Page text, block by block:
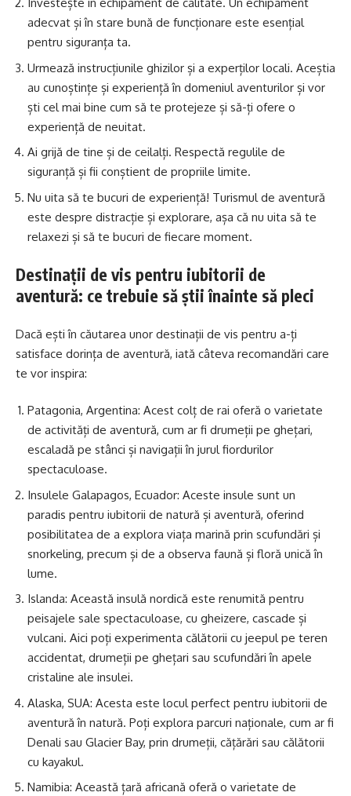
Investește în echipament de calitate. Un echipament
adecvat și în stare bună de funcționare este esențial
pentru siguranța ta.
Urmează instrucțiunile ghizilor și a experților locali. Aceștia
au cunoștințe și experiență în domeniul aventurilor și vor
ști cel mai bine cum să te protejeze și să-ți ofere o
experiență de neuitat.
Ai grijă de tine și de ceilalți. Respectă regulile de
siguranță și fii conștient de propriile limite.
Nu uita să te bucuri de experiență! Turismul de aventură
este despre distracție și explorare, așa că nu uita să te
relaxezi și să te bucuri de fiecare moment.
Destinații de vis pentru iubitorii de
aventură: ce trebuie să știi înainte să pleci
Dacă ești în căutarea unor destinații de vis pentru a-ți
satisface dorința de aventură, iată câteva recomandări care
te vor inspira:
Patagonia, Argentina: Acest colț de rai oferă o varietate
de activități de aventură, cum ar fi drumeții pe ghețari,
escaladă pe stânci și navigații în jurul fiordurilor
spectaculoase.
Insulele Galapagos, Ecuador: Aceste insule sunt un
paradis pentru iubitorii de natură și aventură, oferind
posibilitatea de a explora viața marină prin scufundări și
snorkeling, precum și de a observa faună și floră unică în
lume.
Islanda: Această insulă nordică este renumită pentru
peisajele sale spectaculoase, cu gheizere, cascade și
vulcani. Aici poți experimenta călătorii cu jeepul pe teren
accidentat, drumeții pe ghețari sau scufundări în apele
cristaline ale insulei.
Alaska, SUA: Acesta este locul perfect pentru iubitorii de
aventură în natură. Poți explora parcuri naționale, cum ar fi
Denali sau Glacier Bay, prin drumeții, cățărări sau călătorii
cu kayakul.
Namibia: Această țară africană oferă o varietate de